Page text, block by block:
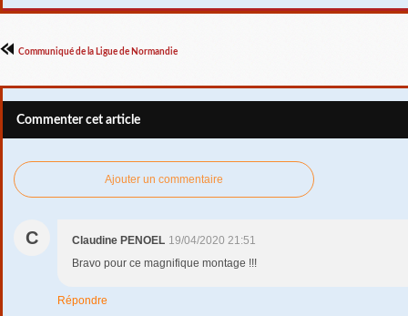
Communiqué de la Ligue de Normandie
Commenter cet article
Ajouter un commentaire
C Claudine PENOEL 19/04/2020 21:51
Bravo pour ce magnifique montage !!!
Répondre